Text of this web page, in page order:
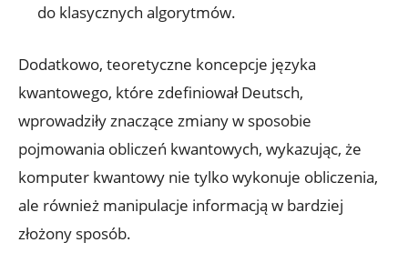
do klasycznych algorytmów.
Dodatkowo, teoretyczne koncepcje języka
kwantowego, które zdefiniował Deutsch,
wprowadziły znaczące zmiany w sposobie
pojmowania obliczeń kwantowych, wykazując, że
komputer kwantowy nie tylko wykonuje obliczenia,
ale również manipulacje informacją w bardziej
złożony sposób.